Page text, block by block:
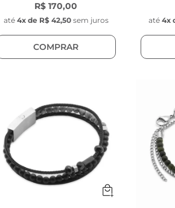
R$ 170,00
até 4x de R$ 42,50 sem juros
COMPRAR
até 4x